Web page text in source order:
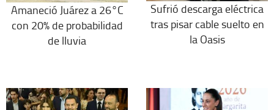
Amaneció Juárez a 26°C
con 20% de probabilidad
de lluvia
Sufrió descarga eléctrica
tras pisar cable suelto en
la Oasis